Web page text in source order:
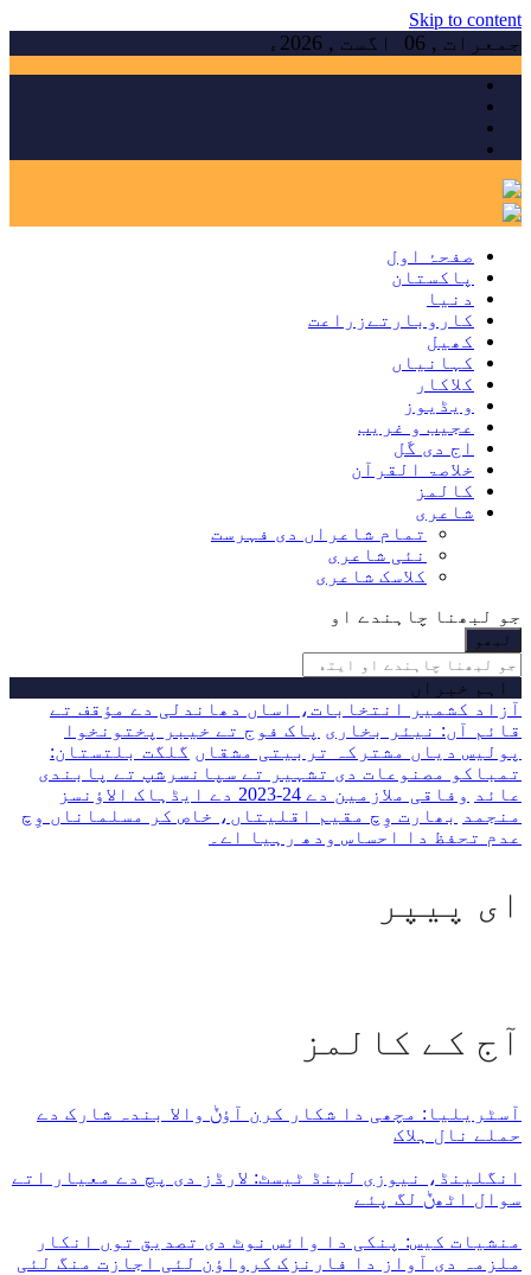
Skip to content
جمعرات , 06 اگست , 2026ء
صفحۂ اول
پاکستان
دنیا
کاروبارتےزراعت
کھیل
کہانیاں
کلاکار
ویڈیوز
عجیب و غریب
اج دی گَل
خلاصۃ القرآن
کالمز
شاعری
تمام شاعراں دی فہرست
نئی شاعری
کلاسک شاعری
جو لبھنا چاہندے او
اہم خبراں
آزاد کشمیر انتخابات، اساں دھاندلی دے مؤقف تے
قائم آں: نیئر بخاری پاک فوج تے خیبر پختونخوا
پولیس دیاں مشترکہ تربیتی مشقاں گلگت بلتستان:
تمباکو مصنوعات دی تشہیر تے سپانسرشپ تے پابندی
عائد
وفاقی ملازمین دے 24-2023 دے ایڈہاک الاؤنسز
منجمد
بھارت وِچ مقیم اقلیتاں، خاص کر مسلماناں وِچ
عدم تحفظ دا احساس ودھ رہیا اے۔
ای پیپر
آج کے کالمز
آسٹریلیا: مچھی دا شکار کرن آؤݨ والا بندہ شارک دے
حملے نال ہلاک
انگلینڈ، نیوزی لینڈ ٹیسٹ: لارڈز دی پچ دے معیار اتے
سوال اٹھݨ لگ پئے
منشیات کیس: پنکی دا وائس نوٹ دی تصدیق توں انکار
ملزمہ دی آواز دا فارنزک کرواؤن لئی اجازت منگ لئی